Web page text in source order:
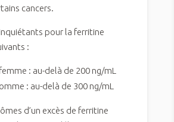
cancers.
pour la ferritine
:
: au-delà de 200 ng/mL
: au-delà de 300 ng/mL
d’un excès de ferritine